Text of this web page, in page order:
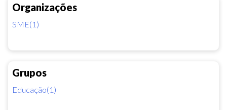
Organizações
SME(1)
Grupos
Educação(1)